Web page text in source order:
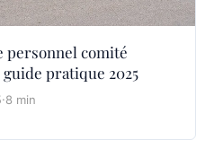
personnel comité
pratique 2025
·8 min